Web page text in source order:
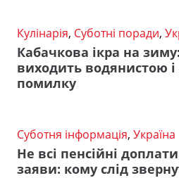
Кулінарія, Суботні поради,
Кабачкова ікра на
виходить водянистою
помилку
Суботня інформація, Україна
Не всі пенсійні
заяви: кому слід